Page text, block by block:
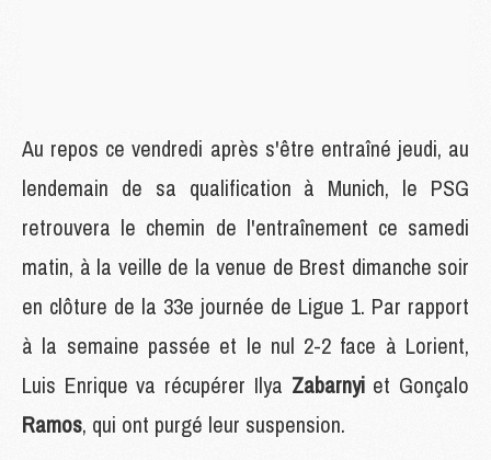
Au repos ce vendredi après s'être entraîné jeudi, au
lendemain de sa qualification à Munich, le PSG
retrouvera le chemin de l'entraînement ce samedi
matin, à la veille de la venue de Brest dimanche soir
en clôture de la 33e journée de Ligue 1. Par rapport
à la semaine passée et le nul 2-2 face à Lorient,
Luis Enrique va récupérer Ilya Zabarnyi et Gonçalo
Ramos, qui ont purgé leur suspension.